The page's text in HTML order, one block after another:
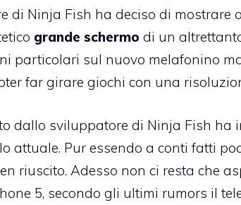
di Ninja Fish ha deciso di mostrare
grande schermo di un
particolari sul nuovo melafonino
far girare giochi con una
dallo sviluppatore di Ninja Fish ha
attuale. Pur essendo a conti fatti
riuscito. Adesso non ci resta che
5, secondo gli ultimi rumors il